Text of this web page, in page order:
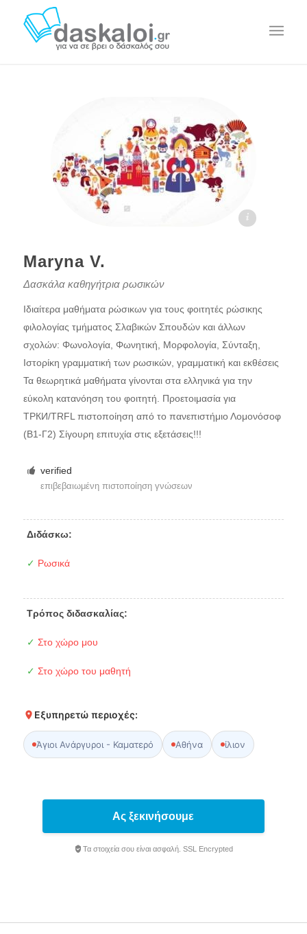
Maryna V. - daskaloi.gr
Maryna V.
Δασκάλα καθηγήτρια ρωσικών
Ιδιαίτερα μαθήματα ρώσικων για τους φοιτητές ρώσικης
φιλολογίας τμήματος Σλαβικών Σπουδών και άλλων
σχολών: Φωνολογία, Φωνητική, Μορφολογία, Σύνταξη,
Ιστορίκη γραμματική των ρωσικών, γραμματική και εκθέσεις
Τα θεωρητικά μαθήματα γίνονται στα ελληνικά για την
εύκολη κατανόηση του φοιτητή. Προετοιμασία για
ТРКИ/TRFL πιστοποίηση από το πανεπιστήμιο Λομονόσοφ
(В1-Γ2) Σίγουρη επιτυχία στις εξετάσεις!!!
verified
επιβεβαιωμένη πιστοποίηση γνώσεων
Διδάσκω:
✓ Ρωσικά
Τρόπος διδασκαλίας:
✓ Στο χώρο μου
✓ Στο χώρο του μαθητή
Εξυπηρετώ περιοχές:
Άγιοι Ανάργυροι - Καματερό Αθήνα ίλιον
Ας ξεκινήσουμε
Τα στοιχεία σου είναι ασφαλή. SSL Encrypted